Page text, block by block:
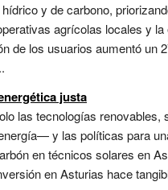
y de carbono,
agrícolas locales y
de los usuarios aumentó
justa
las tecnologías
y las políticas para
en técnicos solares en
en Asturias hace